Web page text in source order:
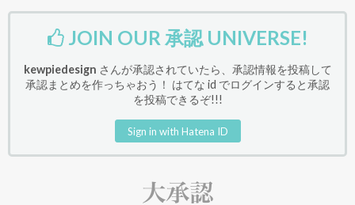
JOIN OUR 承認 UNIVERSE!
kewpiedesign さんが承認されていたら、承認情報を投稿して
承認まとめを作っちゃおう！ はてな id でログインすると承認
を投稿できるぞ!!!
Sign in with Hatena ID